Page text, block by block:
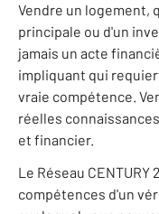
Vendre un logement,
principale ou d'un
jamais un acte
impliquant qui
vraie compétence.
réelles
et financier.
Le Réseau
compétences d'un